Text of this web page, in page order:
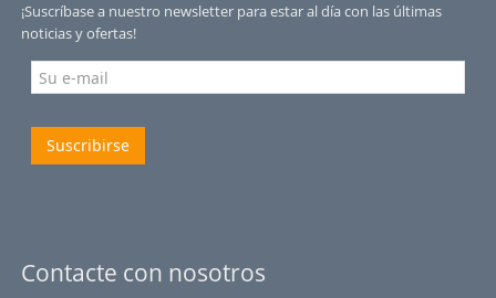
¡Suscríbase a nuestro newsletter para estar al día con las últimas
noticias y ofertas!
Suscribirse
Contacte con nosotros